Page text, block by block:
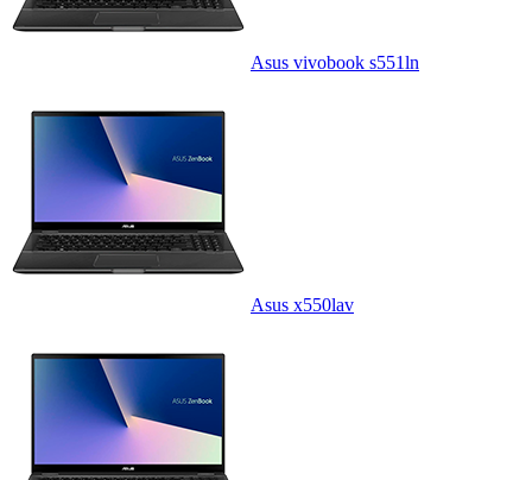
Asus vivobook s551ln
Asus x550lav